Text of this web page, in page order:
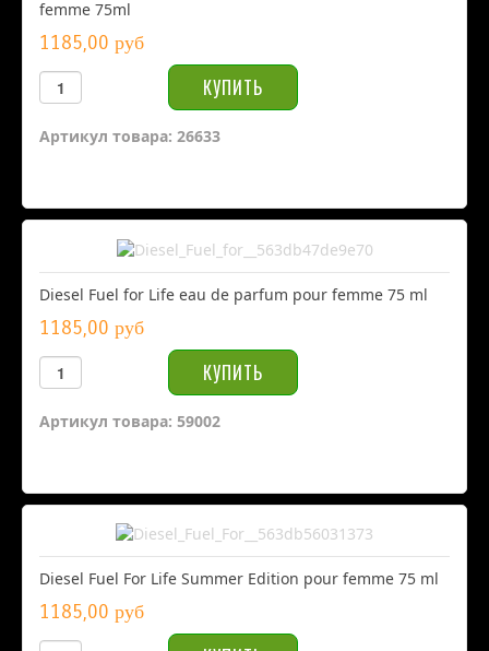
femme 75ml
1185,00 руб
Артикул товара: 26633
Diesel Fuel for Life eau de parfum pour femme 75 ml
1185,00 руб
Артикул товара: 59002
Diesel Fuel For Life Summer Edition pour femme 75 ml
1185,00 руб